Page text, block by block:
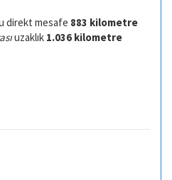
direkt mesafe 883 kilometre
uzaklık 1.036 kilometre